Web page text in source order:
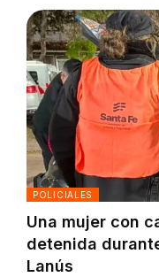
POLICIALES
Una mujer con
detenida
Lanús